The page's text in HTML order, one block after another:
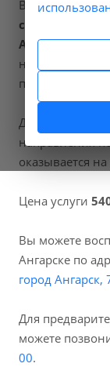
В наших
синехий
А16.20.066.
направление,
полису ОМС
Для
направления
оказывается
Цена услуги
Вы можете
Ангарске по
город
Для
можете
00.